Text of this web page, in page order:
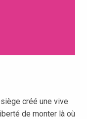
créé une vive
de monter là où